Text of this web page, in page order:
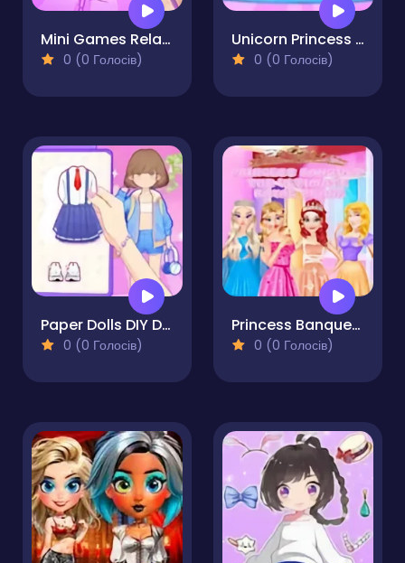
Mini Games Relax Collection
0 (0 Голосів)
Unicorn Princess Dress Up
0 (0 Голосів)
Paper Dolls DIY Diary
0 (0 Голосів)
Princess Banquet The Ultimate Royal Prank
0 (0 Голосів)